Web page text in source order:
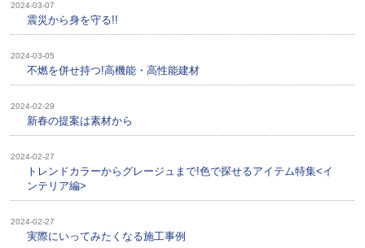
2024-03-07
震災から身を守る!!
2024-03-05
不燃を併せ持つ!高機能・高性能建材
2024-02-29
新春の提案は素材から
2024-02-27
トレンドカラーからグレージュまで!色で探せるアイテム特集<イ
ンテリア編>
2024-02-27
実際にいってみたくなる施工事例